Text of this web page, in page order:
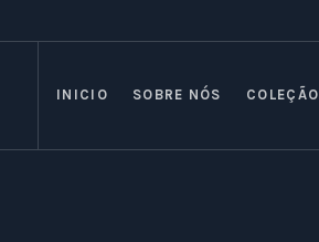
INICIO SOBRE NÓS COLEÇÃO